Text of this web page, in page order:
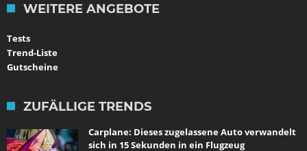
WEITERE ANGEBOTE
Tests
Trend-Liste
Gutscheine
ZUFÄLLIGE TRENDS
Carplane: Dieses zugelassene Auto verwandelt
sich in 15 Sekunden in ein Flugzeug